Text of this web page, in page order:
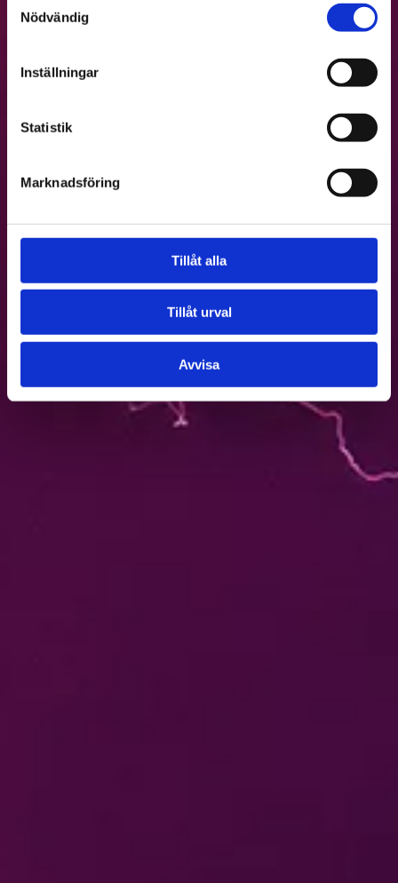
Nödvändig
Inställningar
Statistik
Marknadsföring
Tillåt alla
Tillåt urval
Avvisa
Energilagring för stödtjänster, effektabonnemang och
Det är inte alltid lätt att hänga med på om, och varför, du ska
förklara vad som gäller just nu (uppdaterat 2024 11 12).